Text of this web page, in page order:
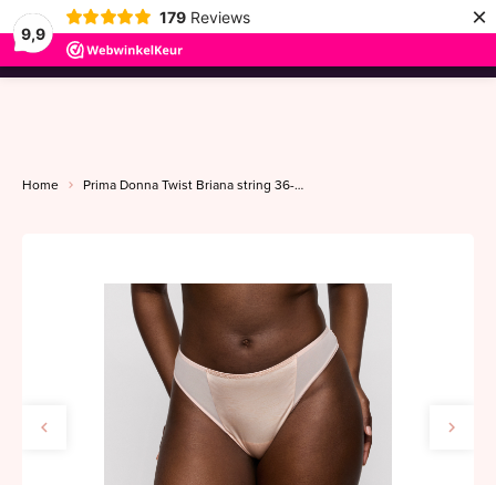
9,9
179 Reviews ×
menu
Home Prima Donna Twist Briana string 36-46 pearly pink